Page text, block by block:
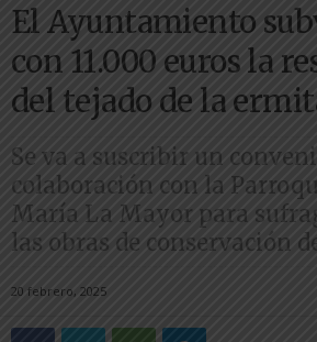
El Ayuntamiento
con 11.000 euros la
del tejado de la
Se va a suscribir un
colaboración con la
María La Mayor para
las obras de conservación
20 febrero, 2025